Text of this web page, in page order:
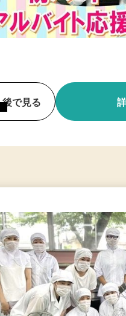
後で見る